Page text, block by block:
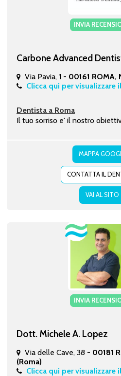
INVIA
Carbone Advanced
Via Pavia, 1 - 00161 ROMA,
Clicca qui per visualizzare
Dentista a Roma
Il tuo sorriso e' il nostro
MAPPA
CONTATTA IL
VAI AL SITO
INVIA
Dott. Michele A. Lopez
Via delle Cave, 38 - 00181
(Roma)
Clicca qui per visualizzare